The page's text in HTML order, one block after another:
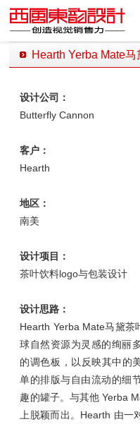
Hearth Yerba Mate
设计公司：
Butterfly Cannon
客户：
Hearth
地区：
南美
设计项目：
茶叶饮料logo与包装设计
设计思路：
Hearth Yerba Mate马黛茶
球自然资源为灵感的绚丽
的调色板，以反映其中的
单的排版与自由流动的细
趣的罐子。与其他 Yerba
上脱颖而出。Hearth 由